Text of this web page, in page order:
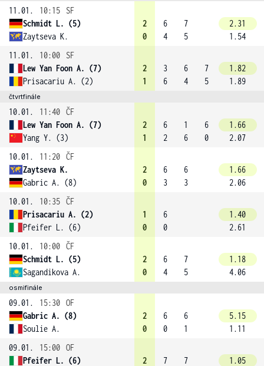
11.01. 10:15
SF
Schmidt L. (5)
Zaytseva K.
2
0
6
4
7
5
2.31
1.54
11.01.
10:00
SF
Lew Yan Foon A. (7)
Prisacariu A. (2)
2
1
3
6
6
4
7
5
1.82
1.89
čtvrtfinále
10.01. 11:40 ČF
Lew Yan Foon A. (7)
Yang Y. (3)
2
1
6
2
1
6
6
0
1.66
2.07
10.01.
11:20 ČF
Zaytseva K.
Gabric A. (8)
2
0
6
3
6
3
1.66
2.06
10.01.
10:35 ČF
Prisacariu A. (2)
Pfeifer L. (6)
1
0
6
0
1.40
2.61
10.01.
10:00 ČF
Schmidt L. (5)
Sagandikova A.
2
0
6
4
7
5
1.18
4.06
osmifinále
09.01. 15:30 OF
Gabric A. (8)
Soulie A.
2
0
6
0
6
1
5.15
1.11
09.01.
15:00 OF
Pfeifer L. (6)
2
7
7
1.05